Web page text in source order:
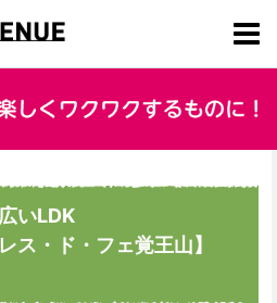
いLDK
ス・ド・フェ覚王山】